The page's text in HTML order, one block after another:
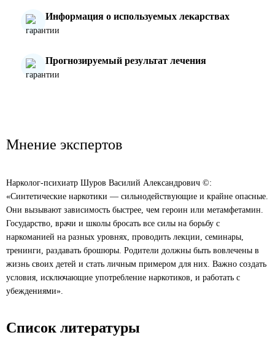
Информация о используемых лекарствах
Прогнозируемый результат лечения
Мнение экспертов
Нарколог-психиатр Шуров Василий Александрович ©:
«Синтетические наркотики — сильнодействующие и крайне опасные.
Они вызывают зависимость быстрее, чем героин или метамфетамин.
Государство, врачи и школы бросать все силы на борьбу с
наркоманией на разных уровнях, проводить лекции, семинары,
тренинги, раздавать брошюры. Родители должны быть вовлечены в
жизнь своих детей и стать личным примером для них. Важно создать
условия, исключающие употребление наркотиков, и работать с
убеждениями».
Список литературы